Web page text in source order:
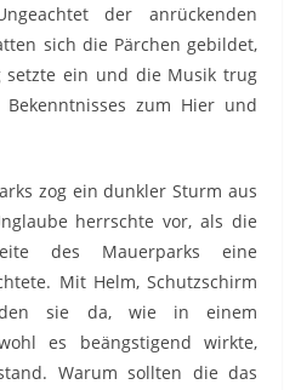
der anrückenden
sich die Pärchen gebildet,
setzte ein und die Musik trug
zum Hier und
zog ein dunkler Sturm aus
herrschte vor, als die
des Mauerparks eine
Mit Helm, Schutzschirm
sie da, wie in einem
es beängstigend wirkte,
Warum sollten die das